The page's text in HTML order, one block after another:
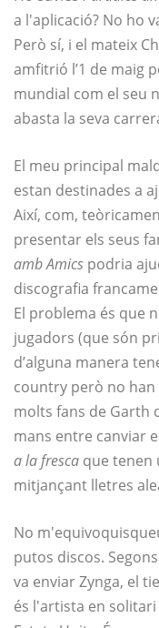
a l'aplicació? No ho
Però sí, i el mateix
amfitrió l’1 de maig
mundial com el seu
abasta la seva
El meu principal
estan destinades a
Així, com,
presentar els seus
amb Amics podria
discografia
El problema és que
jugadors (que són
d’alguna manera
country però no han
molts fans de Garth
mans entre canviar
a la fresca que tenen
mitjançant lletres
No
putos discos.
va enviar Zynga, el
és l'artista en